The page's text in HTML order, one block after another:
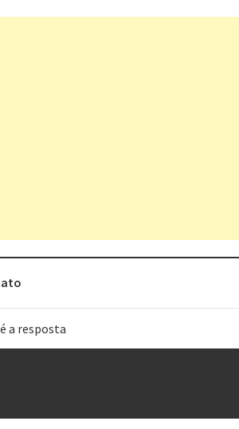
a resposta